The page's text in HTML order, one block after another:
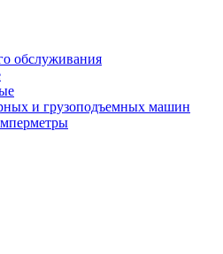
обслуживания
и грузоподъемных машин